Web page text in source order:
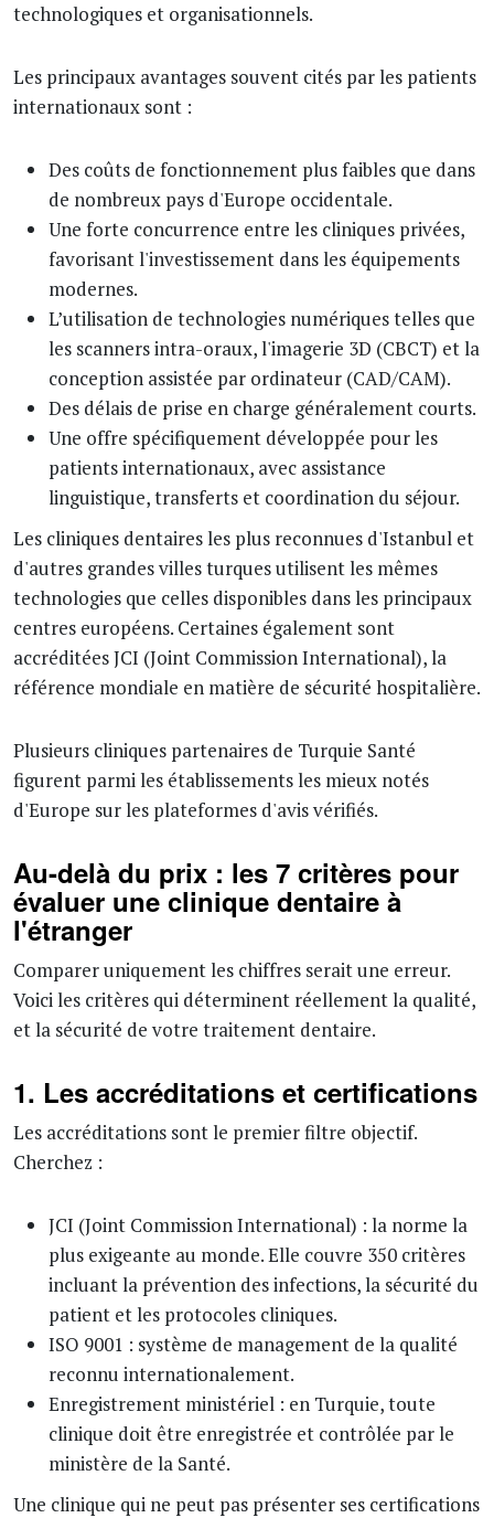
technologiques et organisationnels.
Les principaux avantages souvent cités par les patients
internationaux sont :
Des coûts de fonctionnement plus faibles que dans
de nombreux pays d'Europe occidentale.
Une forte concurrence entre les cliniques privées,
favorisant l'investissement dans les équipements
modernes.
L’utilisation de technologies numériques telles que
les scanners intra-oraux, l'imagerie 3D (CBCT) et la
conception assistée par ordinateur (CAD/CAM).
Des délais de prise en charge généralement courts.
Une offre spécifiquement développée pour les
patients internationaux, avec assistance
linguistique, transferts et coordination du séjour.
Les cliniques dentaires les plus reconnues d'Istanbul et
d'autres grandes villes turques utilisent les mêmes
technologies que celles disponibles dans les principaux
centres européens. Certaines également sont
accréditées JCI (Joint Commission International), la
référence mondiale en matière de sécurité hospitalière.
Plusieurs cliniques partenaires de Turquie Santé
figurent parmi les établissements les mieux notés
d'Europe sur les plateformes d'avis vérifiés.
Au-delà du prix : les 7 critères pour
évaluer une clinique dentaire à
l'étranger
Comparer uniquement les chiffres serait une erreur.
Voici les critères qui déterminent réellement la qualité,
et la sécurité de votre traitement dentaire.
1. Les accréditations et certifications
Les accréditations sont le premier filtre objectif.
Cherchez :
JCI (Joint Commission International) : la norme la
plus exigeante au monde. Elle couvre 350 critères
incluant la prévention des infections, la sécurité du
patient et les protocoles cliniques.
ISO 9001 : système de management de la qualité
reconnu internationalement.
Enregistrement ministériel : en Turquie, toute
clinique doit être enregistrée et contrôlée par le
ministère de la Santé.
Une clinique qui ne peut pas présenter ses certifications